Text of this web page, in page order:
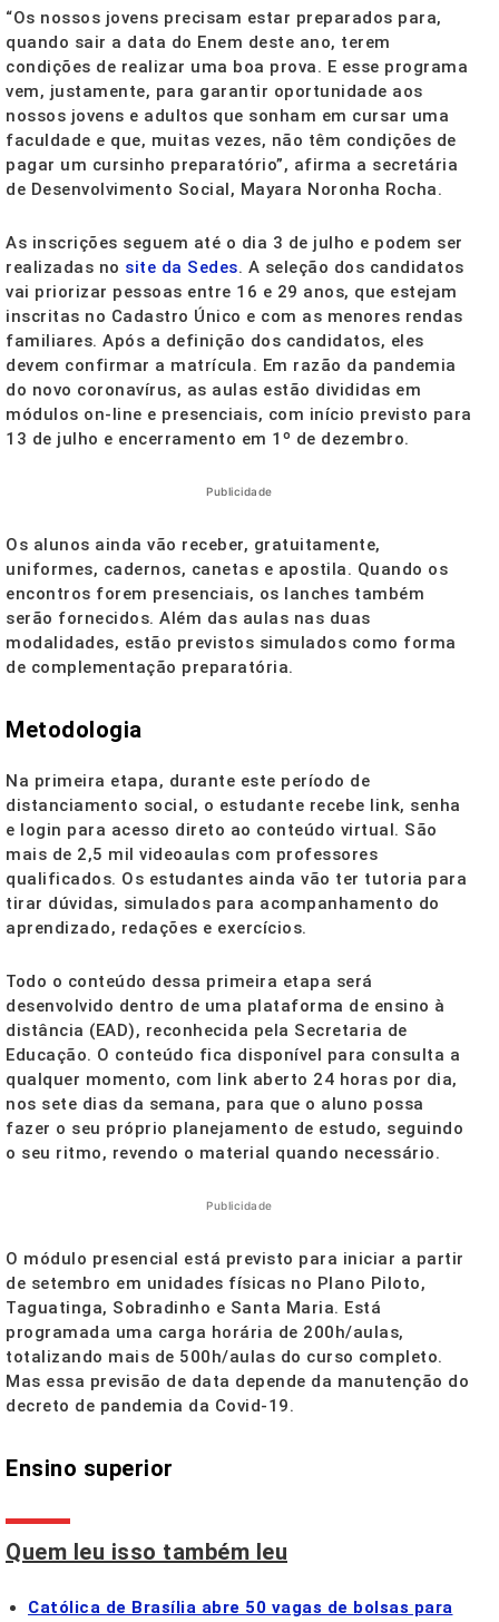
“Os nossos jovens precisam estar preparados para,
quando sair a data do Enem deste ano, terem
condições de realizar uma boa prova. E esse programa
vem, justamente, para garantir oportunidade aos
nossos jovens e adultos que sonham em cursar uma
faculdade e que, muitas vezes, não têm condições de
pagar um cursinho preparatório”, afirma a secretária
de Desenvolvimento Social, Mayara Noronha Rocha.
As inscrições seguem até o dia 3 de julho e podem ser
realizadas no site da Sedes. A seleção dos candidatos
vai priorizar pessoas entre 16 e 29 anos, que estejam
inscritas no Cadastro Único e com as menores rendas
familiares. Após a definição dos candidatos, eles
devem confirmar a matrícula. Em razão da pandemia
do novo coronavírus, as aulas estão divididas em
módulos on-line e presenciais, com início previsto para
13 de julho e encerramento em 1º de dezembro.
Publicidade
Os alunos ainda vão receber, gratuitamente,
uniformes, cadernos, canetas e apostila. Quando os
encontros forem presenciais, os lanches também
serão fornecidos. Além das aulas nas duas
modalidades, estão previstos simulados como forma
de complementação preparatória.
Metodologia
Na primeira etapa, durante este período de
distanciamento social, o estudante recebe link, senha
e login para acesso direto ao conteúdo virtual. São
mais de 2,5 mil videoaulas com professores
qualificados. Os estudantes ainda vão ter tutoria para
tirar dúvidas, simulados para acompanhamento do
aprendizado, redações e exercícios.
Todo o conteúdo dessa primeira etapa será
desenvolvido dentro de uma plataforma de ensino à
distância (EAD), reconhecida pela Secretaria de
Educação. O conteúdo fica disponível para consulta a
qualquer momento, com link aberto 24 horas por dia,
nos sete dias da semana, para que o aluno possa
fazer o seu próprio planejamento de estudo, seguindo
o seu ritmo, revendo o material quando necessário.
Publicidade
O módulo presencial está previsto para iniciar a partir
de setembro em unidades físicas no Plano Piloto,
Taguatinga, Sobradinho e Santa Maria. Está
programada uma carga horária de 200h/aulas,
totalizando mais de 500h/aulas do curso completo.
Mas essa previsão de data depende da manutenção do
decreto de pandemia da Covid-19.
Ensino superior
Quem leu isso também leu
Católica de Brasília abre 50 vagas de bolsas para